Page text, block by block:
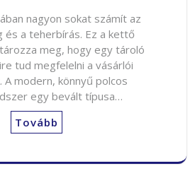
nagyon sokat számít az
és a teherbírás. Ez a kettő
meg, hogy egy tároló
tud megfelelni a vásárlói
A modern, könnyű polcos
egy bevált típusa…
Tovább